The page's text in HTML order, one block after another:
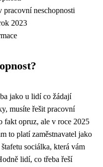
pracovní neschopnosti
2023
jako u lidí co žádají
, musíte řešit pracovní
fakt opruz, ale v roce 2025
to platí zaměstnavatel jako
sociálka, která vám
lidí, co třeba řeší